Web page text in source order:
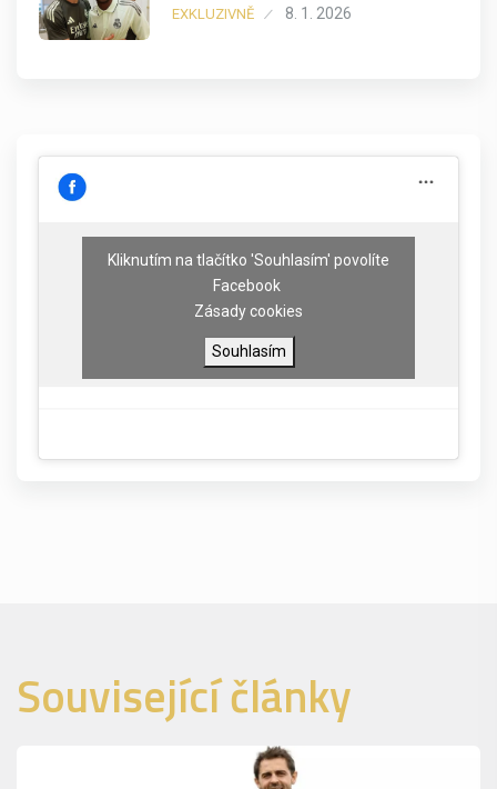
EXKLUZIVNĚ 8. 1. 2026
Kliknutím na tlačítko 'Souhlasím' povolíte
Facebook
Zásady cookies
Souhlasím
Související články